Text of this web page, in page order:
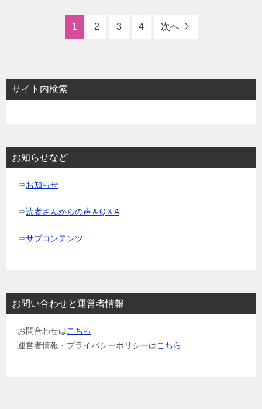
1 2 3 4 次へ
サイト内検索
お知らせなど
⇒お知らせ
⇒読者さんからの声＆Q＆A
⇒サブコンテンツ
お問い合わせと運営者情報
お問合わせはこちら
運営者情報・プライバシーポリシーはこちら